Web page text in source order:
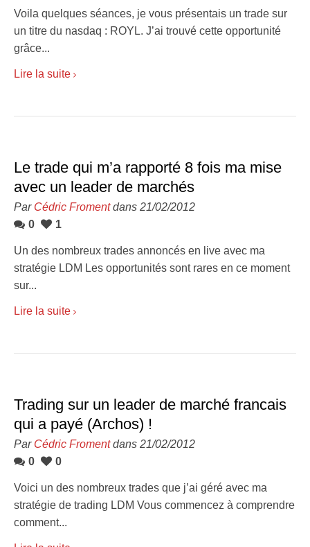
Voila quelques séances, je vous présentais un trade sur
un titre du nasdaq : ROYL. J’ai trouvé cette opportunité
grâce...
Lire la suite
Le trade qui m’a rapporté 8 fois ma mise
avec un leader de marchés
Par Cédric Fromentdans 21/02/2012
0
1
Un des nombreux trades annoncés en live avec ma
stratégie LDM Les opportunités sont rares en ce moment
sur...
Lire la suite
Trading sur un leader de marché francais
qui a payé (Archos) !
Par Cédric Fromentdans 21/02/2012
0
0
Voici un des nombreux trades que j’ai géré avec ma
stratégie de trading LDM Vous commencez à comprendre
comment...